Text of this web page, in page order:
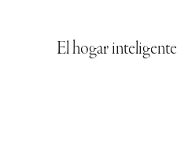
El hogar inteligente